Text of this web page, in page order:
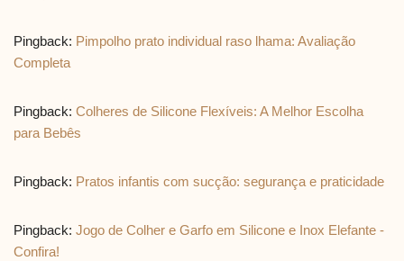
Pingback: Pimpolho prato individual raso lhama: Avaliação
Completa
Pingback: Colheres de Silicone Flexíveis: A Melhor Escolha
para Bebês
Pingback: Pratos infantis com sucção: segurança e praticidade
Pingback: Jogo de Colher e Garfo em Silicone e Inox Elefante -
Confira!